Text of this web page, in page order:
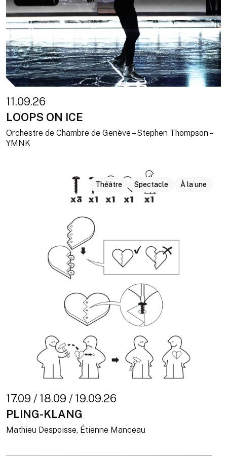
11.09.26
LOOPS ON ICE
Orchestre de Chambre de Genève – Stephen Thompson –
YMNK
Théâtre Spectacle À la une
17.09 / 18.09 / 19.09.26
PLING-KLANG
Mathieu Despoisse, Étienne Manceau